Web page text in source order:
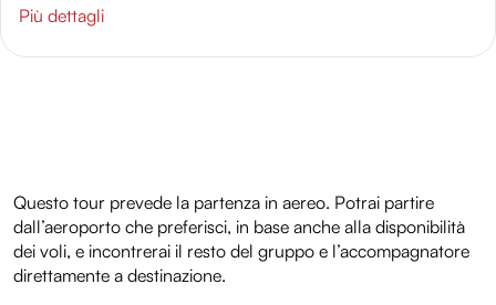
Più dettagli
Questo tour prevede la partenza in aereo. Potrai partire
dall’aeroporto che preferisci, in base anche alla disponibilità
dei voli, e incontrerai il resto del gruppo e l’accompagnatore
direttamente a destinazione.